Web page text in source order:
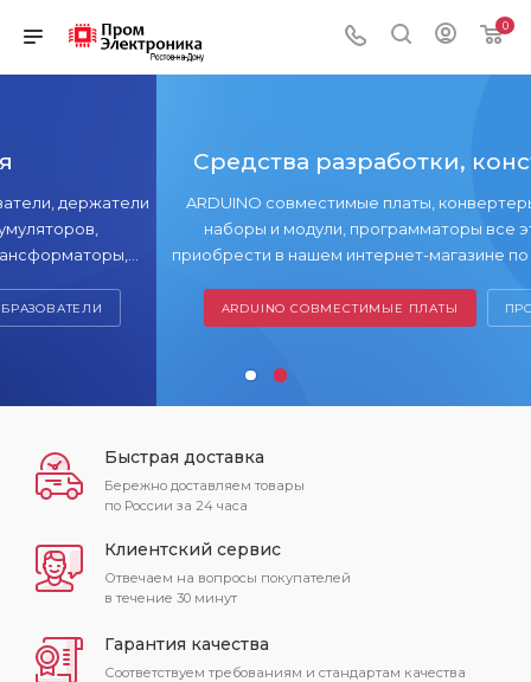
0
Средства разработки,
ARDUINO совместимые платы, конвертеры
наборы и модули, программаторы все это вы можете
приобрести в нашем интернет-магазине по выгодным
ARDUINO СОВМЕСТИМЫЕ ПЛАТЫ ПРОГРАМАТОРЫ
Быстрая доставка
Бережно доставляем товары
по России за 24 часа
Клиентский сервис
Отвечаем на вопросы покупателей
в течение 30 минут
Гарантия качества
Соответствуем требованиям и стандартам качества